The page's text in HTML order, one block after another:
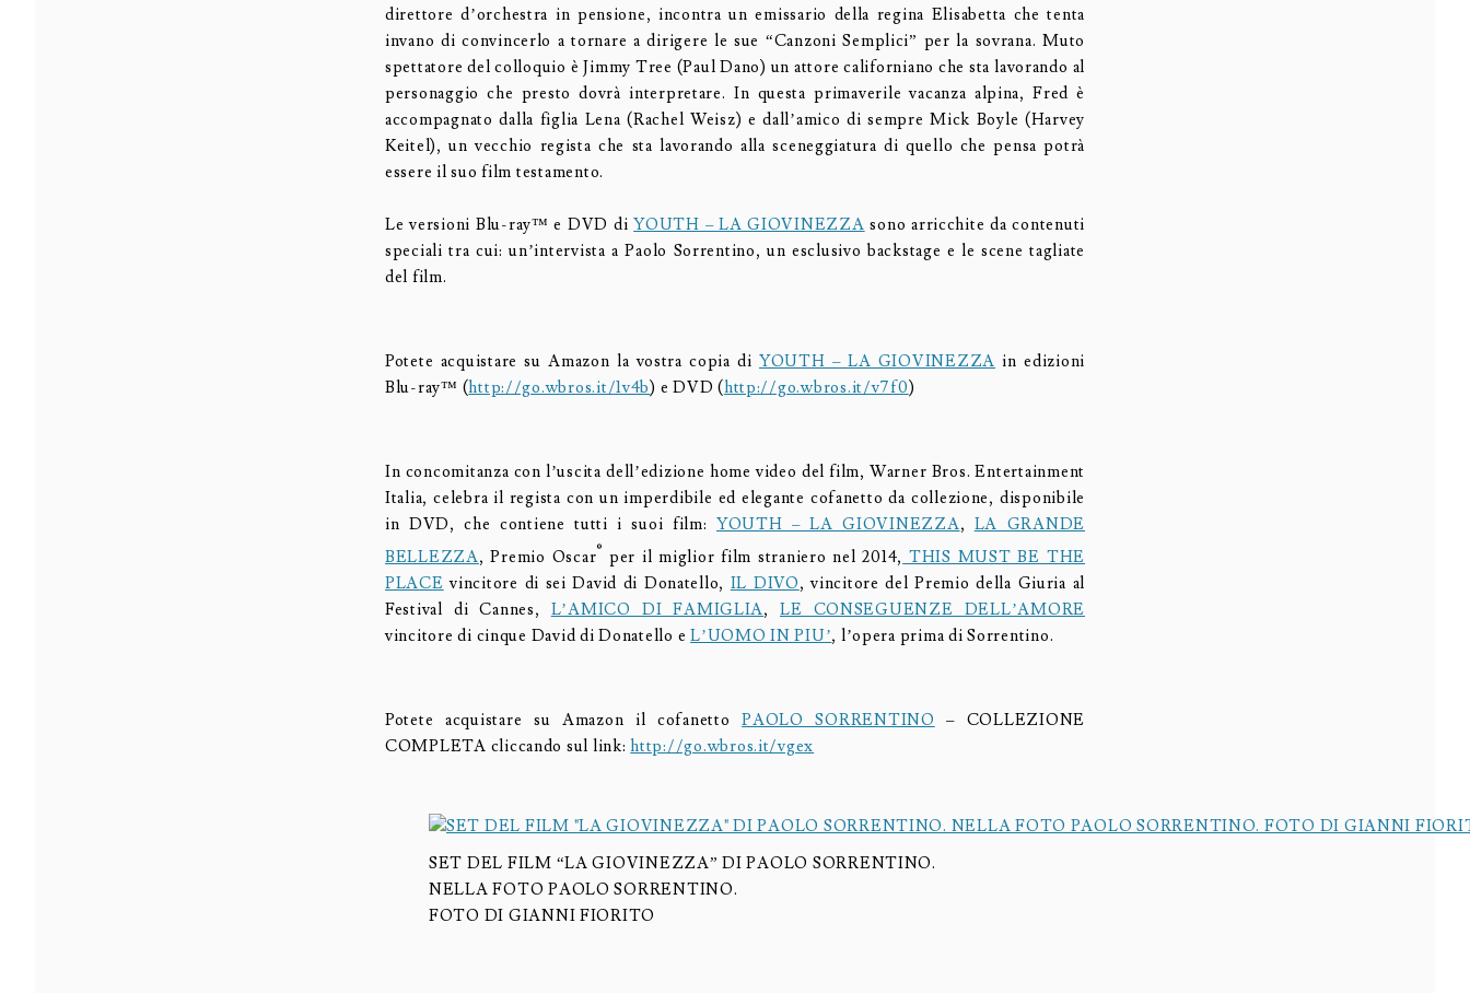
direttore d’orchestra in pensione, incontra un emissario della regina Elisabetta che tenta
invano di convincerlo a tornare a dirigere le sue “Canzoni Semplici” per la sovrana. Muto
spettatore del colloquio è Jimmy Tree (Paul Dano) un attore californiano che sta lavorando al
personaggio che presto dovrà interpretare. In questa primaverile vacanza alpina, Fred è
accompagnato dalla figlia Lena (Rachel Weisz) e dall’amico di sempre Mick Boyle (Harvey
Keitel), un vecchio regista che sta lavorando alla sceneggiatura di quello che pensa potrà
essere il suo film testamento.
Le versioni Blu-ray™ e DVD diYOUTH – LA GIOVINEZZA sono arricchite da contenuti
speciali tra cui: un’intervista a Paolo Sorrentino, un esclusivo backstage e le scene tagliate
del film.
Potete acquistare su Amazon la vostra copia di YOUTH – LA GIOVINEZZA in edizioni
Blu-ray™ (http://go.wbros.it/1v4b) e DVD (http://go.wbros.it/v7f0)
In concomitanza con l’uscita dell’edizione home video del film, Warner Bros. Entertainment
Italia, celebra il regista con un imperdibile ed elegante cofanetto da collezione, disponibile
in DVD, che contiene tutti i suoi film: YOUTH – LA GIOVINEZZA, LA GRANDE
BELLEZZA, Premio Oscar® per il miglior film straniero nel 2014, THIS MUST BE THE
PLACE vincitore di sei David di Donatello, IL DIVO, vincitore del Premio della Giuria al
Festival di Cannes, L’AMICO DI FAMIGLIA,LE CONSEGUENZE DELL’AMORE
vincitore di cinque David di Donatello eL’UOMO IN PIU’, l’opera prima di Sorrentino.
Potete acquistare su Amazon il cofanettoPAOLO SORRENTINO – COLLEZIONE
COMPLETA cliccando sul link:http://go.wbros.it/vgex
SET DEL FILM “LA GIOVINEZZA” DI PAOLO SORRENTINO.
NELLA FOTO PAOLO SORRENTINO.
FOTO DI GIANNI FIORITO